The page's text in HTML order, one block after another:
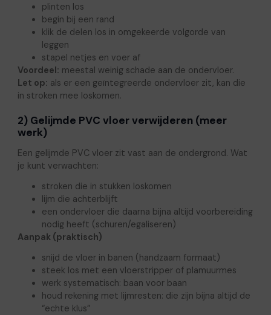
plinten los
begin bij een rand
klik de delen los in omgekeerde volgorde van
leggen
stapel netjes en voer af
Voordeel: meestal weinig schade aan de ondervloer.
Let op: als er een geïntegreerde ondervloer zit, kan die
in stroken mee loskomen.
2) Gelijmde PVC vloer verwijderen (meer
werk)
Een gelijmde PVC vloer zit vast aan de ondergrond. Wat
je kunt verwachten:
stroken die in stukken loskomen
lijm die achterblijft
een ondervloer die daarna bijna altijd voorbereiding
nodig heeft (schuren/egaliseren)
Aanpak (praktisch)
snijd de vloer in banen (handzaam formaat)
steek los met een vloerstripper of plamuurmes
werk systematisch: baan voor baan
houd rekening met lijmresten: die zijn bijna altijd de
“echte klus”